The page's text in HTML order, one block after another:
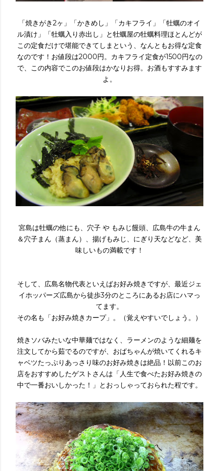
「焼きがき2ヶ」「かきめし」「カキフライ」「牡蠣のオイ
ル漬け」「牡蠣入り赤出し」と牡蠣屋の牡蠣料理ほとんどが
この定食だけで堪能できてしまという、なんともお得な定食
なのです！お値段は2000円。カキフライ定食が1500円なの
で、この内容でこのお値段はかなりお得。お酒もすすみます
よ。
宮島は牡蠣の他にも、穴子 や もみじ饅頭、広島牛の牛まん
＆穴子まん（蒸まん）、揚げもみじ、にぎり天などなど、美
味しいもの満載です！
そして、広島名物代表といえばお好み焼きですが、最近ジェ
イホッパーズ広島から徒歩3分のところにあるお店にハマっ
てます。
その名も「お好み焼きカープ」。（覚えやすいでしょう。）
焼きソバみたいな中華麺ではなく、ラーメンのような細麺を
注文してから茹でるのですが、おばちゃんが焼いてくれるキ
ャベツたっぷりあっさり味のお好み焼きは絶品！以前このお
店をおすすめしたゲストさんは「人生で食べたお好み焼きの
中で一番おいしかった！」とおっしゃっておられた程です。